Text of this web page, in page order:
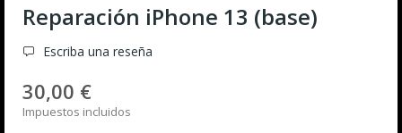
Reparación iPhone 13 (base)
Escriba una reseña
30,00 €
Impuestos incluidos